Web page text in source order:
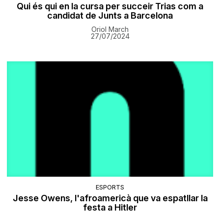
Qui és qui en la cursa per succeir Trias com a
candidat de Junts a Barcelona
Oriol March
27/07/2024
ESPORTS
Jesse Owens, l'afroamericà que va espatllar la
festa a Hitler